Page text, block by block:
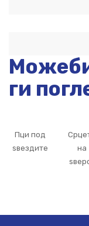
ги
Пци под
ѕвездите
на